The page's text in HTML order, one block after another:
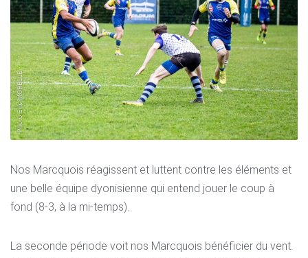
Nos Marcquois réagissent et luttent contre les éléments et
une belle équipe dyonisienne qui entend jouer le coup à
fond (8-3, à la mi-temps).
La seconde période voit nos Marcquois bénéficier du vent.